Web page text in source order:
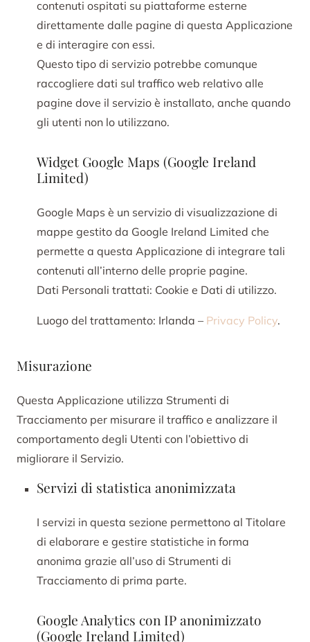
contenuti ospitati su piattaforme esterne
direttamente dalle pagine di questa Applicazione
e di interagire con essi.
Questo tipo di servizio potrebbe comunque
raccogliere dati sul traffico web relativo alle
pagine dove il servizio è installato, anche quando
gli utenti non lo utilizzano.
Widget Google Maps (Google Ireland
Limited)
Google Maps è un servizio di visualizzazione di
mappe gestito da Google Ireland Limited che
permette a questa Applicazione di integrare tali
contenuti all’interno delle proprie pagine.
Dati Personali trattati: Cookie e Dati di utilizzo.
Luogo del trattamento: Irlanda – Privacy Policy.
Misurazione
Questa Applicazione utilizza Strumenti di
Tracciamento per misurare il traffico e analizzare il
comportamento degli Utenti con l’obiettivo di
migliorare il Servizio.
Servizi di statistica anonimizzata
I servizi in questa sezione permettono al Titolare
di elaborare e gestire statistiche in forma
anonima grazie all’uso di Strumenti di
Tracciamento di prima parte.
Google Analytics con IP anonimizzato
(Google Ireland Limited)